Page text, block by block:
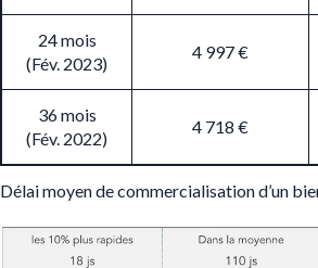
24 mois
(Fév. 2023)
4 997 €
36 mois
(Fév. 2022)
4 718 €
Délai moyen de commercialisation d’un